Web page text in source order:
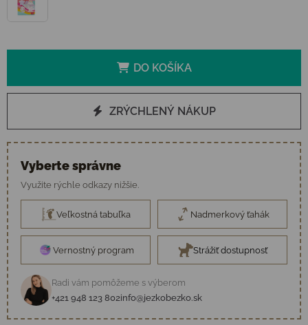
DO KOŠÍKA
ZRÝCHLENÝ NÁKUP
Vyberte správne
Využite rýchle odkazy nižšie.
Veľkostná tabuľka Nadmerkový ťahák
Vernostný program Strážiť dostupnosť
Radi vám pomôžeme s výberom
+421 948 123 802info@jezkobezko.sk